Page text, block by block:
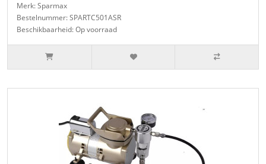
Merk: Sparmax
Bestelnummer: SPARTC501ASR
Beschikbaarheid: Op voorraad